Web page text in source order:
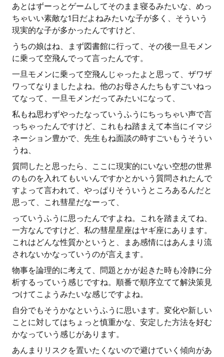
あとはずーっとゲームしてそのまま寝るみたいな、めっ
ちゃいい素敵な1日だよねみたいな子が多く、そういう
現実的な子が多かったんですけど、
うちの娘はね、まず図書館に行って、その後一旦モメン
に乗って空飛んでって言ったんです。
一旦モメンに乗って空飛んじゃったよと思って、ザワザ
ワってなりましたよね。他のお母さんたちもすごいねっ
てなって、一旦モメンだってみたいになって、
私もね思わずやったなっていうふうにちっちゃい声で言
っちゃったんですけど、これもね踏まえて本当にイマジ
ネーション豊かで、先生もね面談の時すごいもうそうい
うね、
質問したと思ったら、ここに現実的にいない空想の世界
のものを入れてもいいんですかとかいう質問されたんで
すよって言われて、やっぱりそういうところあるんだと
思って、これ彗星だなーって、
っていうふうに思ったんですよね。これを踏まえてね、
一方なんですけど、私の彗星星座はヤギ座にあります。
これはどんな性質かというと、まあ感情にはあんまり流
されないかなっていうのが言えます。
物事を論理的に考えて、問題とかが起きた時も冷静に分
析するっていう感じですね。順番で順序立てて解決策見
つけてこようみたいな感じですよね。
自分でもそうかなというふうに思います。変化や新しい
ことに対してはちょっと慎重かな、安定した方法を好む
かなっていう感じがあります。
あんまりリスクを置いたくないので避けていく傾向があ